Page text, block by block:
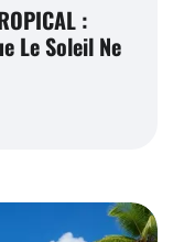
:
Le Soleil Ne